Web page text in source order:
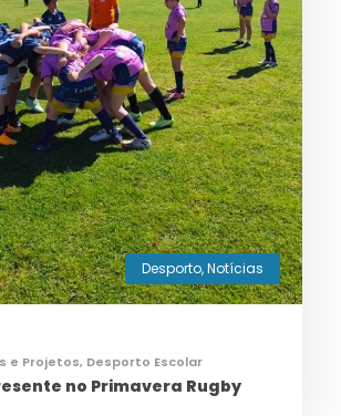
Desporto,Notícias
e Projetos, Desporto Escolar
no Primavera Rugby